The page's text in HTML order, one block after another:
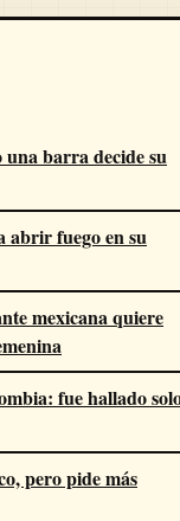
barra decide su
abrir fuego en su
mexicana quiere
fue hallado
pero pide más